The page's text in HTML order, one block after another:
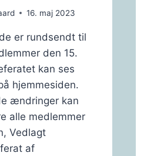
16. maj 2023
er rundsendt til
den 15.
kan ses
hjemmesiden.
ændringer kan
alle medlemmer
Vedlagt
af